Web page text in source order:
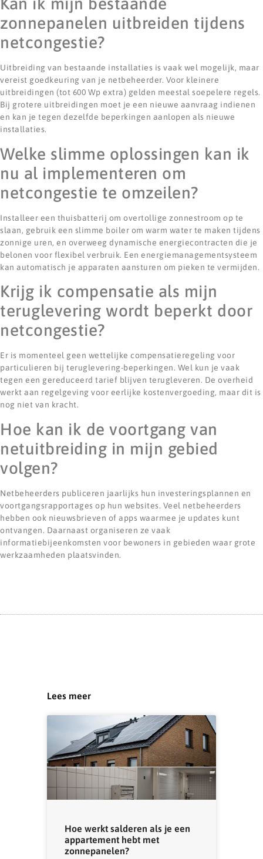
zonnepanelen uitbreiden tijdens
netcongestie?
Uitbreiding van bestaande installaties is vaak wel mogelijk, maar
vereist goedkeuring van je netbeheerder. Voor kleinere
uitbreidingen (tot 600 Wp extra) gelden meestal soepelere regels.
Bij grotere uitbreidingen moet je een nieuwe aanvraag indienen
en kan je tegen dezelfde beperkingen aanlopen als nieuwe
installaties.
Welke slimme oplossingen kan ik
nu al implementeren om
netcongestie te omzeilen?
Installeer een thuisbatterij om overtollige zonnestroom op te
slaan, gebruik een slimme boiler om warm water te maken tijdens
zonnige uren, en overweeg dynamische energiecontracten die je
belonen voor flexibel verbruik. Een energiemanagementsysteem
kan automatisch je apparaten aansturen om pieken te vermijden.
Krijg ik compensatie als mijn
teruglevering wordt beperkt door
netcongestie?
Er is momenteel geen wettelijke compensatieregeling voor
particulieren bij teruglevering-beperkingen. Wel kun je vaak
tegen een gereduceerd tarief blijven terugleveren. De overheid
werkt aan regelgeving voor eerlijke kostenvergoeding, maar dit is
nog niet van kracht.
Hoe kan ik de voortgang van
netuitbreiding in mijn gebied
volgen?
Netbeheerders publiceren jaarlijks hun investeringsplannen en
voortgangsrapportages op hun websites. Veel netbeheerders
hebben ook nieuwsbrieven of apps waarmee je updates kunt
ontvangen. Daarnaast organiseren ze vaak
informatiebijeenkomsten voor bewoners in gebieden waar grote
werkzaamheden plaatsvinden.
Lees meer
Hoe werkt salderen als je een
appartement hebt met
zonnepanelen?